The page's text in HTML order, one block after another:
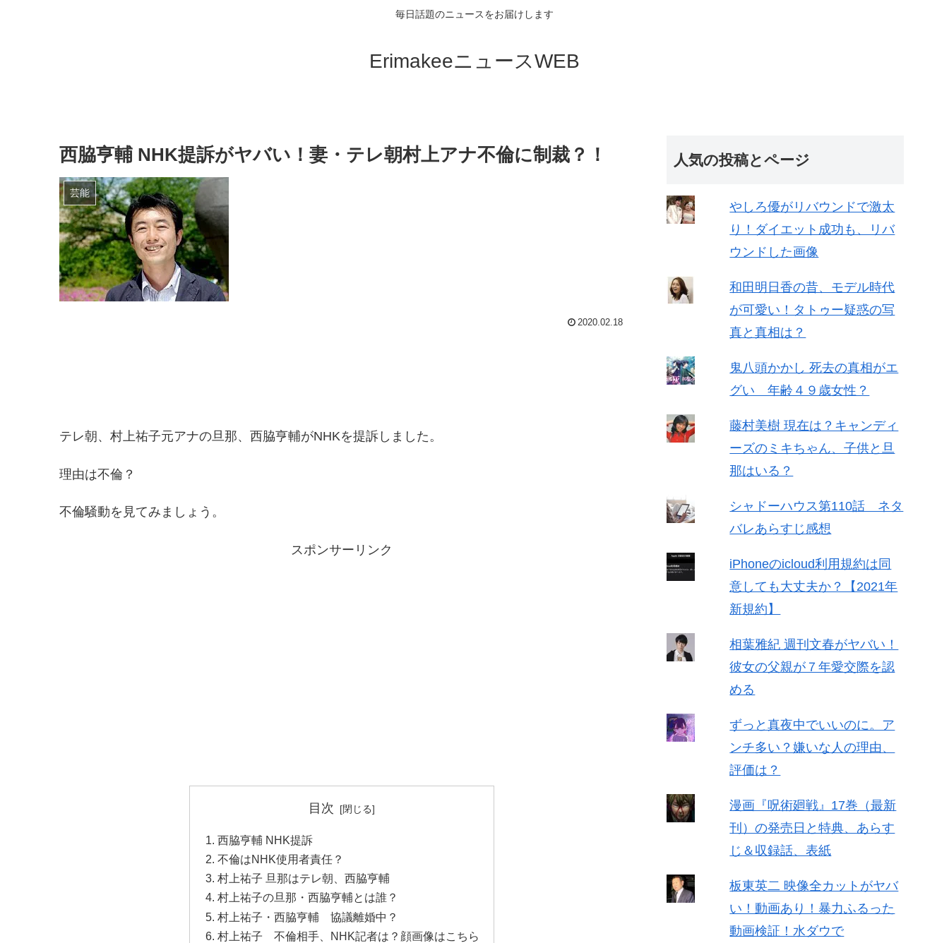
毎日話題のニュースをお届けします
ErimakeeニュースWEB
西脇亨輔 NHK提訴がヤバい！妻・テレ朝村上アナ不倫に制裁？！
芸能
2020.02.18
テレ朝、村上祐子元アナの旦那、西脇亨輔がNHKを提訴しました。
理由は不倫？
不倫騒動を見てみましょう。
スポンサーリンク
目次
西脇亨輔 NHK提訴
不倫はNHK使用者責任？
村上祐子 旦那はテレ朝、西脇亨輔
村上祐子の旦那・西脇亨輔とは誰？
村上祐子・西脇亨輔 協議離婚中？
村上祐子 不倫相手、NHK記者は？顔画像はこちら
人気の投稿とページ
やしろ優がリバウンドで激太
り！ダイエット成功も、リバ
ウンドした画像
和田明日香の昔、モデル時代
が可愛い！タトゥー疑惑の写
真と真相は？
鬼八頭かかし 死去の真相がエ
グい 年齢４９歳女性？
藤村美樹 現在は？キャンディ
ーズのミキちゃん、子供と旦
那はいる？
シャドーハウス第110話 ネタ
バレあらすじ感想
iPhoneのicloud利用規約は同
意しても大丈夫か？【2021年
新規約】
相葉雅紀 週刊文春がヤバい！
彼女の父親が７年愛交際を認
める
ずっと真夜中でいいのに。ア
ンチ多い？嫌いな人の理由、
評価は？
漫画『呪術廻戦』17巻（最新
刊）の発売日と特典、あらす
じ＆収録話、表紙
板東英二 映像全カットがヤバ
い！動画あり！暴力ふるった
動画検証！水ダウで